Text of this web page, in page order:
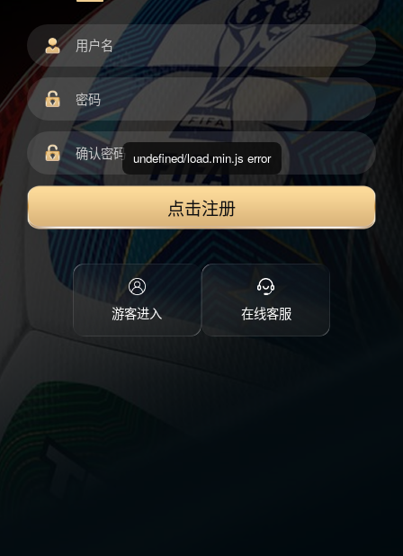
点击注册
游客进入 在线客服
undefined/load.min.js error